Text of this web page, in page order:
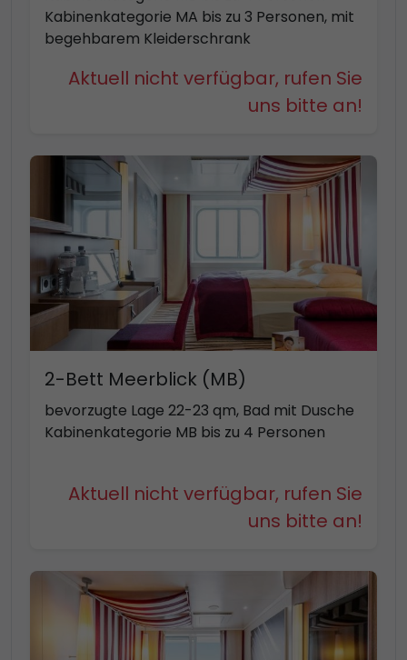
Kabinenkategorie MA bis zu 3 Personen, mit
begehbarem Kleiderschrank
Aktuell nicht verfügbar, rufen Sie
uns bitte an!
2-Bett Meerblick (MB)
bevorzugte Lage 22-23 qm, Bad mit Dusche
Kabinenkategorie MB bis zu 4 Personen
Aktuell nicht verfügbar, rufen Sie
uns bitte an!